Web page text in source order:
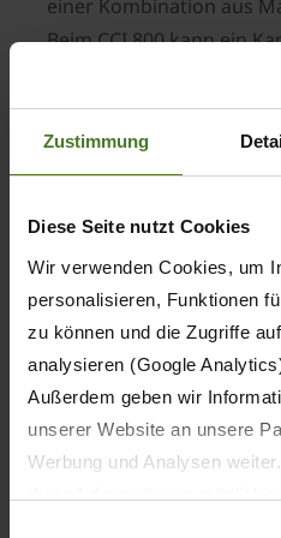
Zustimmung
Diese Seite nutzt Cookies
Wir verwenden Cookies, um
personalisieren, Funktionen
zu können und die Zugriffe
analysieren (Google
Außerdem geben wir
unserer Website an unsere
Werbung und Analysen
einer Kombination aus
Beim CCI 800 kann ein
Zeit angezeigt werden.
CCI-Terminals bietet der
eine komfortable
Kamerasysteme an allen
gleichzeitig per
das sorgt für optimale
Sicherheit und präzise
gesamten
Beispiel aus der Praxis:
Wickelkombinationen
Ein konkretes
Ausstattung von KRONE